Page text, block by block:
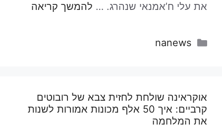
את עלי ח’אמנאי שנהרג. … להמשך קריאה
קטגוריות
nanews
אוקראינה שולחת לחזית צבא של רובוטים
קרביים: איך 50 אלף מכונות אמורות לשנות
את המלחמה